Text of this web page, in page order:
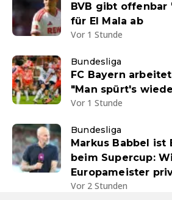
BVB gibt
für El Mala ab
Vor 1 Stunde
Bundesliga
FC Bayern
"Man spürt's
Vor 1 Stunde
Bundesliga
Markus Babbel ist
beim Supercup:
Europameister
Vor 2 Stunden